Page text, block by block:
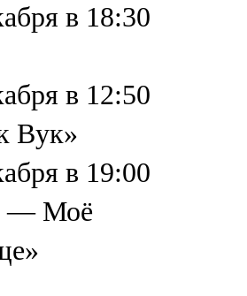
в 18:30
в 12:50
Вук»
в 19:00
— Моё